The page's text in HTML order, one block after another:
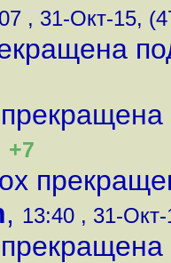
, 31-Окт-15,
+7
, 13:40 , 31-